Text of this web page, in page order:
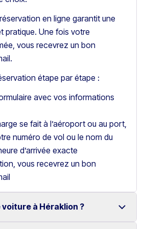
en ligne garantit une
pratique. Une fois votre
vous recevrez un bon
étape par étape :
avec vos informations
se fait à l’aéroport ou au port,
numéro de vol ou le nom du
d’arrivée exacte
vous recevrez un bon
à Héraklion ?